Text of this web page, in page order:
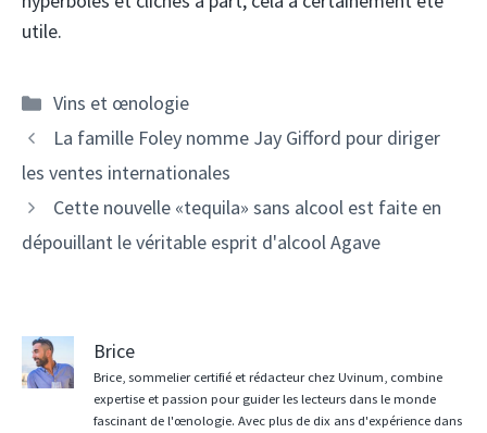
utile.
Catégories
Vins et œnologie
Navigation
des
La famille Foley nomme Jay Gifford pour diriger
les ventes internationales
Cette nouvelle «tequila» sans alcool est faite en
dépouillant le véritable esprit d'alcool Agave
Brice
Brice, sommelier certifié et rédacteur chez Uvinum, combine
expertise et passion pour guider les lecteurs dans le monde
fascinant de l'œnologie. Avec plus de dix ans d'expérience dans